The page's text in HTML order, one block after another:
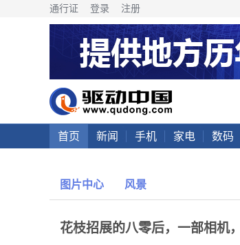
通行证 登录 注册
首页 新闻 手机 家电 数码
图片中心 风景
花枝招展的八零后，一部相机